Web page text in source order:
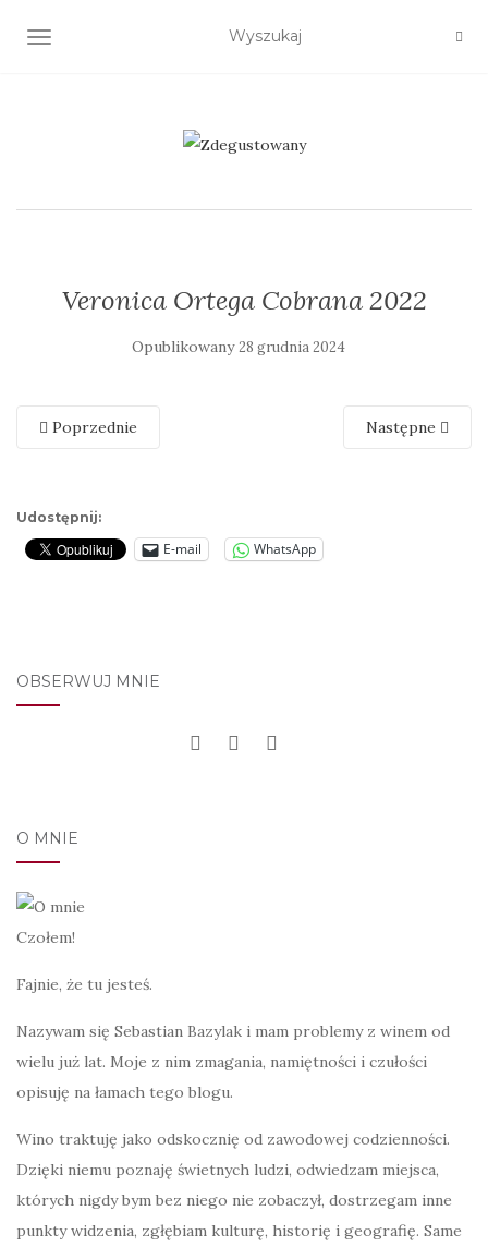
TOGGLE NAVIGATION
Veronica Ortega Cobrana 2022
Opublikowany28 grudnia 2024
Poprzednie Następne
Udostępnij:
E-mail WhatsApp
OBSERWUJ MNIE
O MNIE
Czołem!
Fajnie, że tu jesteś.
Nazywam się Sebastian Bazylak i mam problemy z winem od
wielu już lat. Moje z nim zmagania, namiętności i czułości
opisuję na łamach tego blogu.
Wino traktuję jako odskocznię od zawodowej codzienności.
Dzięki niemu poznaję świetnych ludzi, odwiedzam miejsca,
których nigdy bym bez niego nie zobaczył, dostrzegam inne
punkty widzenia, zgłębiam kulturę, historię i geografię. Same